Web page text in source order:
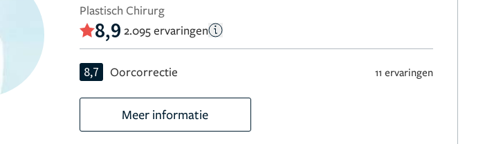
Plastisch Chirurg
8,9 2.095 ervaringen
8,7 Oorcorrectie 11 ervaringen
Meer informatie